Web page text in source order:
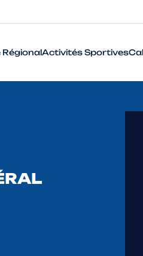
Activités Sportives